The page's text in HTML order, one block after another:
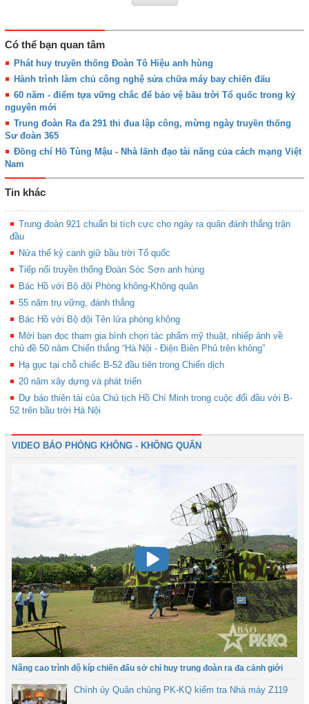
Có thể bạn quan tâm
Phát huy truyền thống Đoàn Tô Hiệu anh hùng
Hành trình làm chủ công nghệ sửa chữa máy bay chiến đấu
60 năm - điểm tựa vững chắc để bảo vệ bầu trời Tổ quốc trong kỷ
nguyên mới
Trung đoàn Ra đa 291 thi đua lập công, mừng ngày truyền thống
Sư đoàn 365
Đồng chí Hồ Tùng Mậu - Nhà lãnh đạo tài năng của cách mạng Việt
Nam
Tin khác
Trung đoàn 921 chuẩn bị tích cực cho ngày ra quân đánh thắng trận
đầu
Nửa thế kỷ canh giữ bầu trời Tổ quốc
Tiếp nối truyền thống Đoàn Sóc Sơn anh hùng
Bác Hồ với Bộ đội Phòng không-Không quân
55 năm trụ vững, đánh thắng
Bác Hồ với Bộ đội Tên lửa phòng không
Mời bạn đọc tham gia bình chọn tác phẩm mỹ thuật, nhiếp ảnh về
chủ đề 50 năm Chiến thắng “Hà Nội - Điện Biên Phủ trên không”
Hạ gục tại chỗ chiếc B-52 đầu tiên trong Chiến dịch
20 năm xây dựng và phát triển
Dự báo thiên tài của Chủ tịch Hồ Chí Minh trong cuộc đối đầu với B-
52 trên bầu trời Hà Nội
VIDEO BÁO PHÒNG KHÔNG - KHÔNG QUÂN
Nâng cao trình độ kíp chiến đấu sở chỉ huy trung đoàn ra đa cảnh giới
Chính ủy Quân chủng PK-KQ kiểm tra Nhà máy Z119